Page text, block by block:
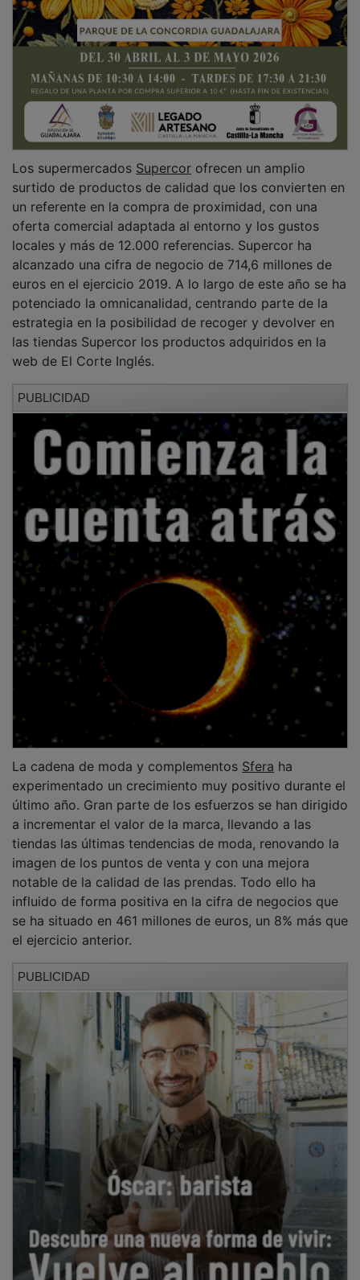
surtido de productos de calidad que los convierten en
un referente en la compra de proximidad, con una
oferta comercial adaptada al entorno y los gustos
locales y más de 12.000 referencias. Supercor ha
alcanzado una cifra de negocio de 714,6 millones de
euros en el ejercicio 2019. A lo largo de este año se ha
potenciado la omnicanalidad, centrando parte de la
estrategia en la posibilidad de recoger y devolver en
las tiendas Supercor los productos adquiridos en la
web de El Corte Inglés.
experimentado un crecimiento muy positivo durante el
último año. Gran parte de los esfuerzos se han dirigido
a incrementar el valor de la marca, llevando a las
tiendas las últimas tendencias de moda, renovando la
imagen de los puntos de venta y con una mejora
notable de la calidad de las prendas. Todo ello ha
influido de forma positiva en la cifra de negocios que
se ha situado en 461 millones de euros, un 8% más que
el ejercicio anterior.